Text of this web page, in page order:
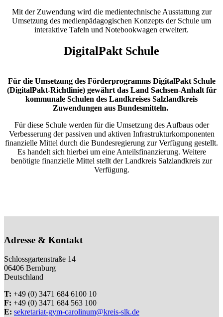
Mit der Zuwendung wird die medientechnische Ausstattung zur
Umsetzung des medienpädagogischen Konzepts der Schule um
interaktive Tafeln und Notebookwagen erweitert.
DigitalPakt Schule
Für die Umsetzung des Förderprogramms DigitalPakt Schule
(DigitalPakt-Richtlinie) gewährt das Land Sachsen-Anhalt für
kommunale Schulen des Landkreises Salzlandkreis
Zuwendungen aus Bundesmitteln.
Für diese Schule werden für die Umsetzung des Aufbaus oder
Verbesserung der passiven und aktiven Infrastrukturkomponenten
finanzielle Mittel durch die Bundesregierung zur Verfügung gestellt.
Es handelt sich hierbei um eine Anteilsfinanzierung. Weitere
benötigte finanzielle Mittel stellt der Landkreis Salzlandkreis zur
Verfügung.
Adresse & Kontakt
Schlossgartenstraße 14
06406 Bernburg
Deutschland
T: +49 (0) 3471 684 6100 10
F: +49 (0) 3471 684 563 100
E: sekretariat-gym-carolinum@kreis-slk.de